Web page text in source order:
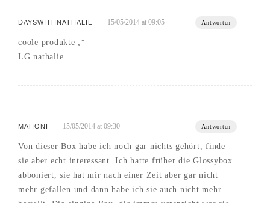
DAYSWITHNATHALIE 15/05/2014 at 09:05 Antworten
coole produkte ;*
LG nathalie
MAHONI 15/05/2014 at 09:30 Antworten
Von dieser Box habe ich noch gar nichts gehört, finde
sie aber echt interessant. Ich hatte früher die Glossybox
abboniert, sie hat mir nach einer Zeit aber gar nicht
mehr gefallen und dann habe ich sie auch nicht mehr